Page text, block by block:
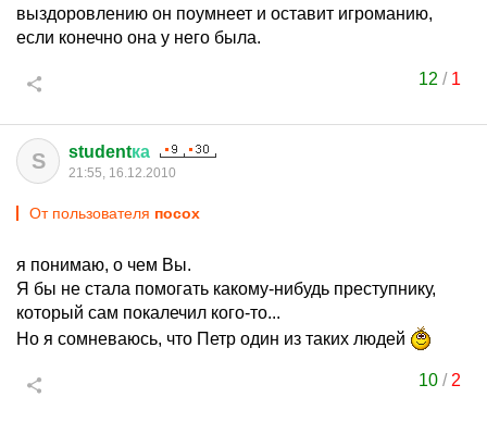
выздоровлению он поумнеет и оставит игроманию,
если конечно она у него была.
12 / 1
S studentка
21:55, 16.12.2010
От пользователя посох
я понимаю, о чем Вы.
Я бы не стала помогать какому-нибудь преступнику,
который сам покалечил кого-то...
Но я сомневаюсь, что Петр один из таких людей
10 / 2